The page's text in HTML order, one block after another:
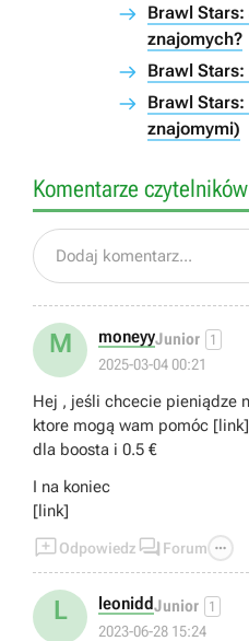
Brawl
znajomych?
Brawl
Brawl
znajomymi)
Komentarze czytelników
Dodaj komentarz...
M moneyyJunior 1
2025-03-04 00:21
Hej , jeśli chcecie pieniądze
ktore mogą wam pomóc [link] aby użyć kodu EJ4VSIQ3
dla boosta i 0.5 €
I na koniec
[link]
Odpowiedz  Forum 
L leoniddJunior 1
2023-06-28 15:24